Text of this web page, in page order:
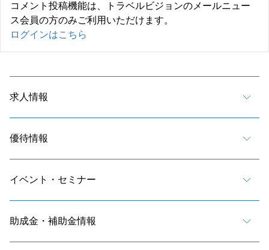
コメント投稿機能は、トラベルビジョンのメールニュー
ス会員の方のみご利用いただけます。
ログインはこちら
求人情報
優待情報
イベント・セミナー
助成金・補助金情報